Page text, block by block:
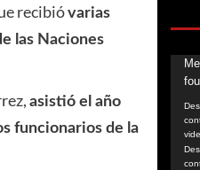
recibióvarias
las Naciones
asistió el año
funcionarios de la